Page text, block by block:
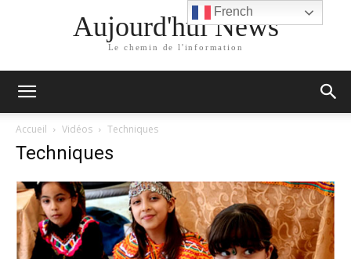
Aujourd'hui News
Le chemin de l'information
Accueil Vidéos Techniques
Techniques
French